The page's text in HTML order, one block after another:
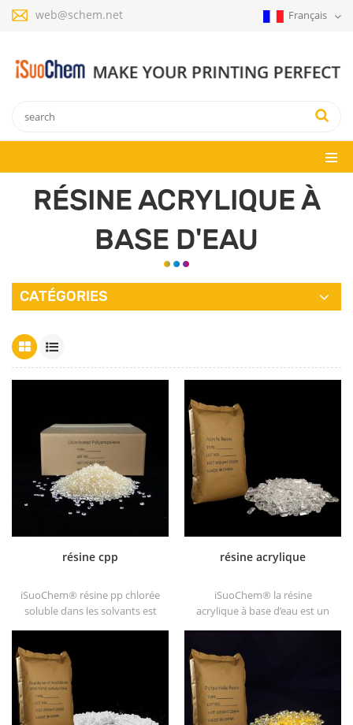
web@schem.net Français
RÉSINE ACRYLIQUE À
BASE D'EAU
CATÉGORIES
résine cpp
iSuoChem® résine pp chlorée
soluble dans les solvants est
dans les solvants substrats de
polyoléfine.
résine acrylique
iSuoChem® la résine
acrylique à base d’eau est un
à l'abrasion, bonne solubilité,
transparence élevée, bonne
imprimabilité et bonne
transitivité.